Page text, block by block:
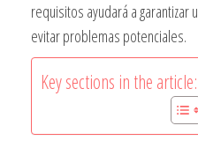
requisitos ayudará a garantizar
evitar problemas potenciales.
Key sections in the article: